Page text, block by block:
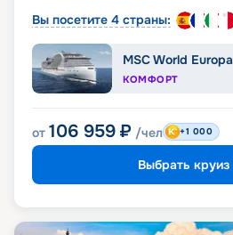
Вы посетите 4 страны:
MSC World Europa
КОМФОРТ
от 106 959 ₽ /чел +1 000
Выбрать круиз